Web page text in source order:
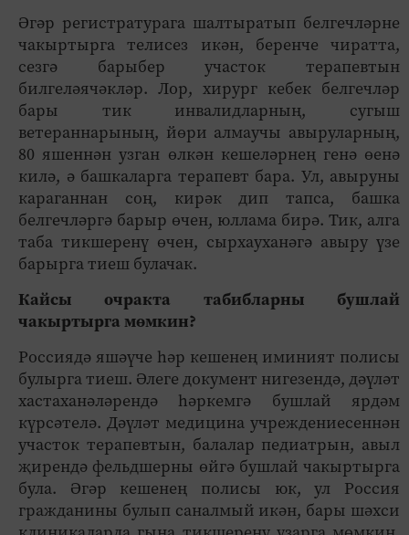
Әгәр регистратурага шалтыратып белгечләрне
чакыртырга телисез икән, беренче чиратта,
сезгә барыбер участок терапевтын
билгеләячәкләр. Лор, хирург кебек белгечләр
бары тик инвалидларның, сугыш
ветераннарының, йөри алмаучы авыруларның,
80 яшеннән узган өлкән кешеләрнең генә өенә
килә, ә башкаларга терапевт бара. Ул, авыруны
караганнан соң, кирәк дип тапса, башка
белгечләргә барыр өчен, юллама бирә. Тик, алга
таба тикшеренү өчен, сырхауханәгә авыру үзе
барырга тиеш булачак.
Кайсы очракта табибларны бушлай
чакыртырга мөмкин?
Россиядә яшәүче һәр кешенең иминият полисы
булырга тиеш. Әлеге документ нигезендә, дәүләт
хастаханәләрендә һәркемгә бушлай ярдәм
күрсәтелә. Дәүләт медицина учреждениесеннән
участок терапевтын, балалар педиатрын, авыл
җирендә фельдшерны өйгә бушлай чакыртырга
була. Әгәр кешенең полисы юк, ул Россия
гражданины булып саналмый икән, бары шәхси